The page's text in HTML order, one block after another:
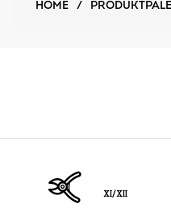
HOME /
XI/XII